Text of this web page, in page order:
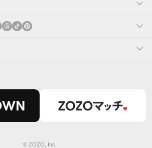
© ZOZO, Inc.